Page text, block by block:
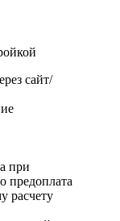
сайт/
при
предоплата
расчету